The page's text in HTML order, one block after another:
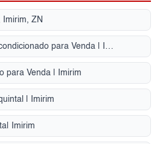
Imirim, ZN
Apartamento com ar condicionado para Venda | Imirim
para Venda | Imirim
| Imirim
Imirim